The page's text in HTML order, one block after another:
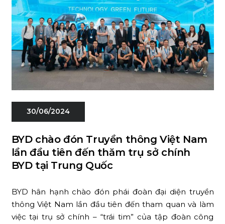
30/06/2024
BYD chào đón Truyền thông Việt Nam
lần đầu tiên đến thăm trụ sở chính
BYD tại Trung Quốc
BYD hân hạnh chào đón phái đoàn đại diện truyền
thông Việt Nam lần đầu tiên đến tham quan và làm
việc tại trụ sở chính – “trái tim” của tập đoàn công